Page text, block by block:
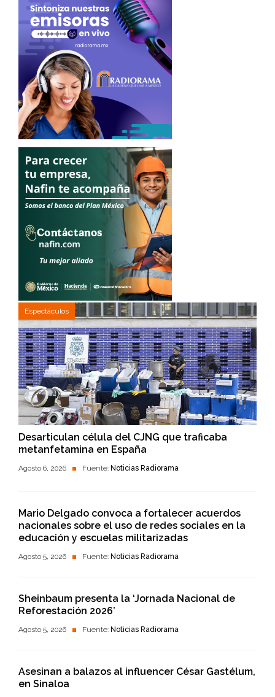
Espectáculos
Desarticulan célula del CJNG que traficaba
metanfetamina en España
Agosto 6, 2026 Fuente: Noticias Radiorama
Mario Delgado convoca a fortalecer acuerdos
nacionales sobre el uso de redes sociales en la
educación y escuelas militarizadas
Agosto 5, 2026 Fuente: Noticias Radiorama
Sheinbaum presenta la ‘Jornada Nacional de
Reforestación 2026’
Agosto 5, 2026 Fuente: Noticias Radiorama
Asesinan a balazos al influencer César Gastélum,
en Sinaloa